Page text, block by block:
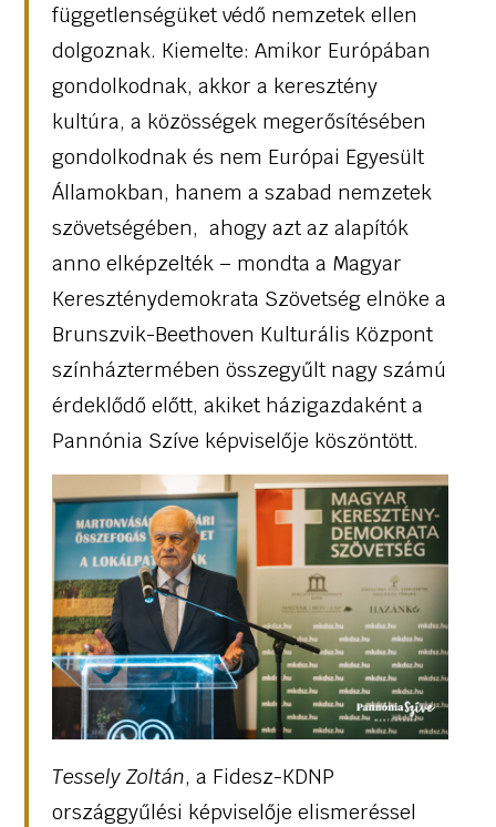
függetlenségüket védő nemzetek ellen
dolgoznak. Kiemelte: Amikor Európában
gondolkodnak, akkor a keresztény
kultúra, a közösségek megerősítésében
gondolkodnak és nem Európai Egyesült
Államokban, hanem a szabad nemzetek
szövetségében, ahogy azt az alapítók
anno elképzelték – mondta a Magyar
Kereszténydemokrata Szövetség elnöke a
Brunszvik-Beethoven Kulturális Központ
színháztermében összegyűlt nagy számú
érdeklődő előtt, akiket házigazdaként a
Pannónia Szíve képviselője köszöntött.
Tessely Zoltán, a Fidesz-KDNP
országgyűlési képviselője elismeréssel